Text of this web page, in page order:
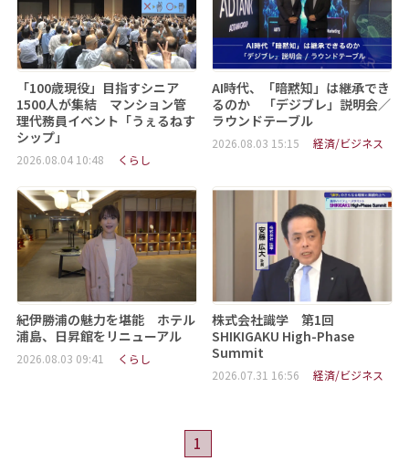
「100歳現役」目指すシニア
1500人が集結 マンション管
理代務員イベント「うぇるねす
シップ」
2026.08.04 10:48 くらし
AI時代、「暗黙知」は継承でき
るのか 「デジブレ」説明会／
ラウンドテーブル
2026.08.03 15:15 経済/ビジネス
紀伊勝浦の魅力を堪能 ホテル
浦島、日昇館をリニューアル
2026.08.03 09:41 くらし
株式会社識学 第1回
SHIKIGAKU High-Phase
Summit
2026.07.31 16:56 経済/ビジネス
1